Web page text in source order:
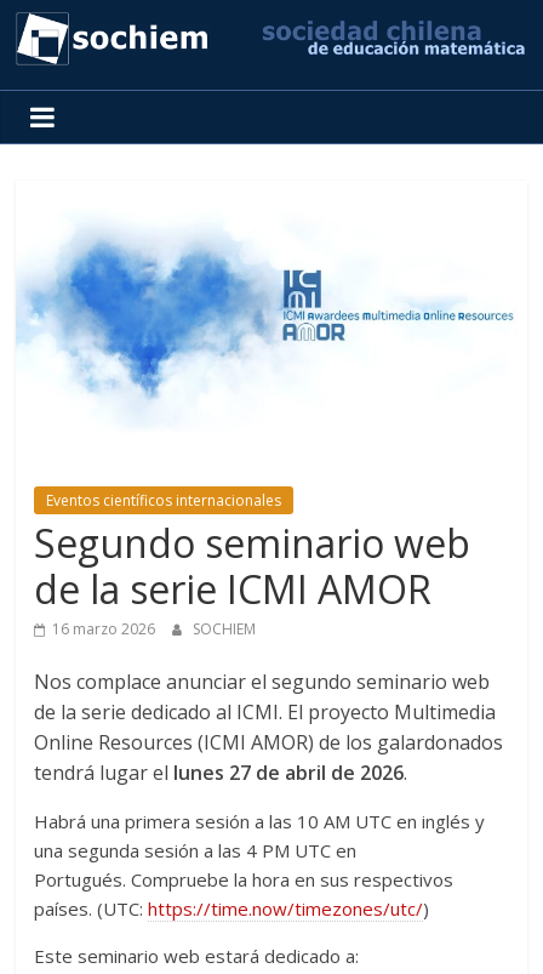
SOCHIEM
Sociedad
Educación
Matemática
Eventos científicos internacionales
Segundo seminario web
de la serie ICMI AMOR
16 marzo 2026 SOCHIEM
Nos complace anunciar el segundo seminario web
de la serie dedicado al ICMI. El proyecto Multimedia
Online Resources (ICMI AMOR) de los galardonados
tendrá lugar el lunes 27 de abril de 2026.
Habrá una primera sesión a las 10 AM UTC en inglés y
una segunda sesión a las 4 PM UTC en
Portugués. Compruebe la hora en sus respectivos
países. (UTC:https://time.now/timezones/utc/)
Este seminario web estará dedicado a: